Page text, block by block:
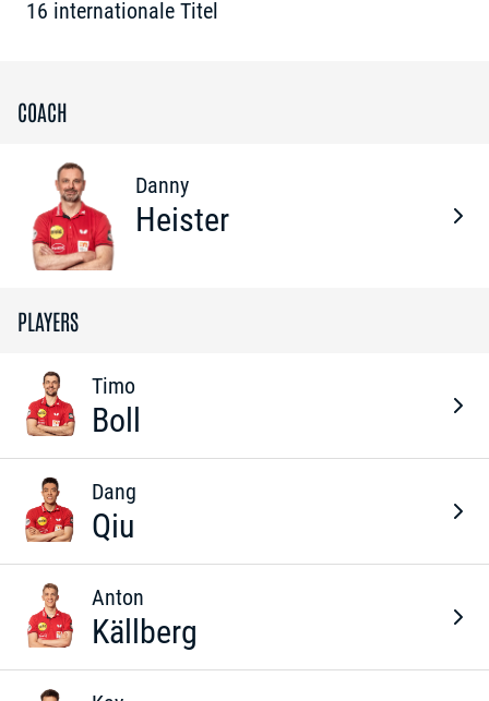
16 internationale Titel
COACH
Danny
Heister
PLAYERS
Timo
Boll
Dang
Qiu
Anton
Källberg